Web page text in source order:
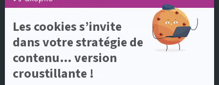
QUI SOMMES-NOUS ?
All for Content est un événement organisé par
DotEvents
5, allée de Fleury
92130 Issy-les-Moulineaux